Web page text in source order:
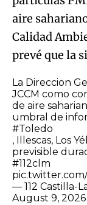
aire
Calidad
prevé que la
La Direccion
JCCM como
de aire
umbral de
#Toledo
, Illescas, Los
previsible
#112clm
— 112 Castilla-
August 9, 2026